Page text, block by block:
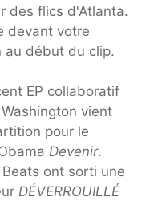
des flics d'Atlanta.
devant votre
au début du clip.
EP collaboratif
vient
pour le
Devenir.
ont sorti une
DÉVERROUILLÉ